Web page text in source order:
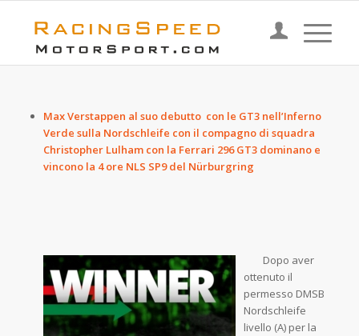
Max Verstappen al suo debutto con le GT3 nell’Inferno
Verde sulla Nordschleife con il compagno di squadra
Christopher Lulham con la Ferrari 296 GT3 dominano e
vincono la 4 ore NLS SP9 del Nürburgring
Dopo aver
ottenuto il
permesso DMSB
Nordschleife
livello (A) per la